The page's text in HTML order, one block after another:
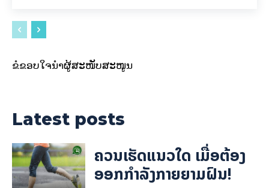
ຂໍຂອບໃຈນຳຜູ້ສະໜັບສະໜູນ
Latest posts
ຄວນເຮັດແນວໃດ ເມື່ອຕ້ອງ
ອອກກຳລັງກາຍຍາມຝົນ!